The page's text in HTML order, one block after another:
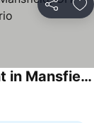
Partilhar
Ann's Adobe - 2 Bdrm Apartment in Mansfield, OH - close to Lexington & Ontario